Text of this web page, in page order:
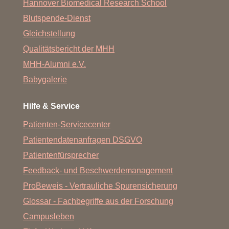
Hannover Biomedical Research School
Blutspende-Dienst
Gleichstellung
Qualitätsbericht der MHH
MHH-Alumni e.V.
Babygalerie
Hilfe & Service
Patienten-Servicecenter
Patientendatenanfragen DSGVO
Patientenfürsprecher
Feedback- und Beschwerdemanagement
ProBeweis - Vertrauliche Spurensicherung
Glossar - Fachbegriffe aus der Forschung
Campusleben